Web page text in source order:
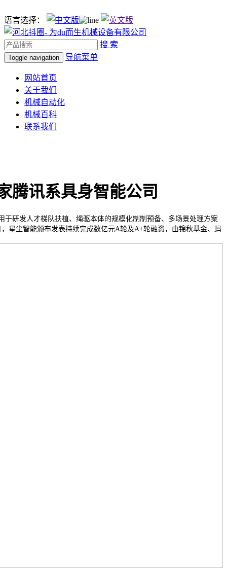
语言选择：
搜 索
Toggle navigation 导航菜单
网站首页
关于我们
机械自动化
机械百科
联系我们
腾讯系具身智能公司
发人才梯队扶植、绳驱本体的规模化制制预备、多场景处理方案
星尘智能颁布发表持续完成数亿元A轮及A+轮融资，由锦秋基金、蚂